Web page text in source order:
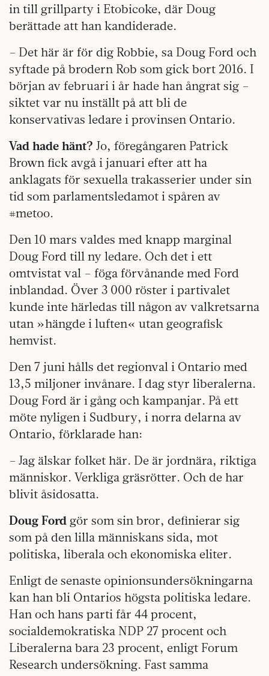
in till grillparty i Etobicoke, där Doug
berättade att han kandiderade.
– Det här är för dig Robbie, sa Doug Ford och
syftade på brodern Rob som gick bort 2016. I
början av februari i år hade han ångrat sig –
siktet var nu inställt på att bli de
konservativas ledare i provinsen Ontario.
Vad hade hänt? Jo, föregångaren Patrick
Brown fick avgå i januari efter att ha
anklagats för sexuella trakasserier under sin
tid som parlamentsledamot i spåren av
#metoo.
Den 10 mars valdes med knapp marginal
Doug Ford till ny ledare. Och det i ett
omtvistat val – föga förvånande med Ford
inblandad. Över 3 000 röster i partivalet
kunde inte härledas till någon av valkretsarna
utan »hängde i luften« utan geografisk
hemvist.
Den 7 juni hålls det regionval i Ontario med
13,5 miljoner invånare. I dag styr liberalerna.
Doug Ford är i gång och kampanjar. På ett
möte nyligen i Sudbury, i norra delarna av
Ontario, förklarade han:
– Jag älskar folket här. De är jordnära, riktiga
människor. Verkliga gräsrötter. Och de har
blivit åsidosatta.
Doug Ford gör som sin bror, definierar sig
som på den lilla människans sida, mot
politiska, liberala och ekonomiska eliter.
Enligt de senaste opinionsundersökningarna
kan han bli Ontarios högsta politiska ledare.
Han och hans parti får 44 procent,
socialdemokratiska NDP 27 procent och
Liberalerna bara 23 procent, enligt Forum
Research undersökning. Fast samma